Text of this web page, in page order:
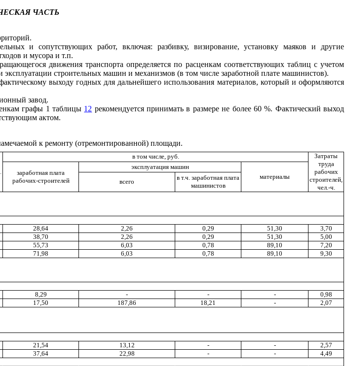
ЧАСТЬ
и сопутствующих работ, включая: разбивку, визирование, установку маяков и другие
и мусора и т.п.
движения транспорта определяется по расценкам соответствующих таблиц с учетом
эксплуатации строительных машин и механизмов (в том числе заработной плате машинистов).
выходу годных для дальнейшего использования материалов, который и оформляются
ый завод.
графы 1 таблицы 12 рекомендуется принимать в размере не более 60 %. Фактический выход
актом.
к ремонту (отремонтированной) площади.
в том числе, руб.
Затраты
труда
рабочих
строителей,
чел.-ч.
заработная плата
рабочих-строителей
эксплуатация машин
материалы
всего
в т.ч. заработная плата
машинистов
28,64 2,26 0,29 51,30
3,70
38,70 2,26 0,29 51,30
5,00
55,73 6,03 0,78 89,10 7,20
71,98 6,03 0,78 89,10 9,30
8,29 - - - 0,98
17,50 187,86 18,21 -
2,07
21,54 13,12 - -
2,57
37,64 22,98 - -
4,49